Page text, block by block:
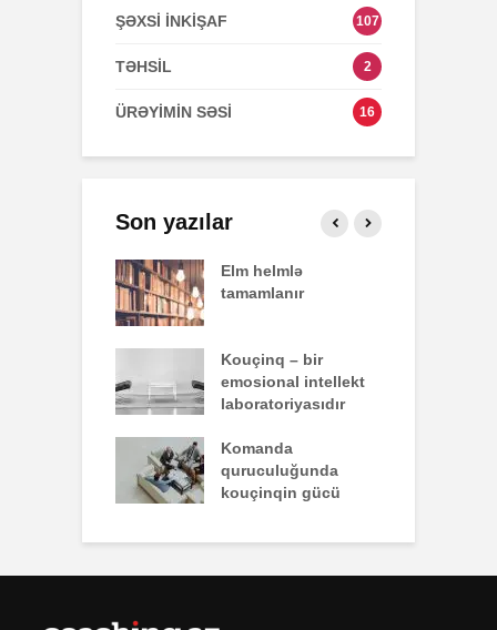
ŞƏXSİ İNKİŞAF 107
TƏHSİL 2
ÜRƏYİMİN SƏSİ 16
Son yazılar
Elm helmlə
tamamlanır
Kouçinq – bir
emosional intellekt
laboratoriyasıdır
Komanda
quruculuğunda
kouçinqin gücü